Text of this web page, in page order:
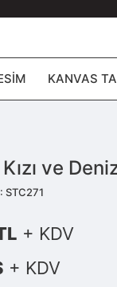
KANVAS
ve
STC271
+ KDV
+ KDV